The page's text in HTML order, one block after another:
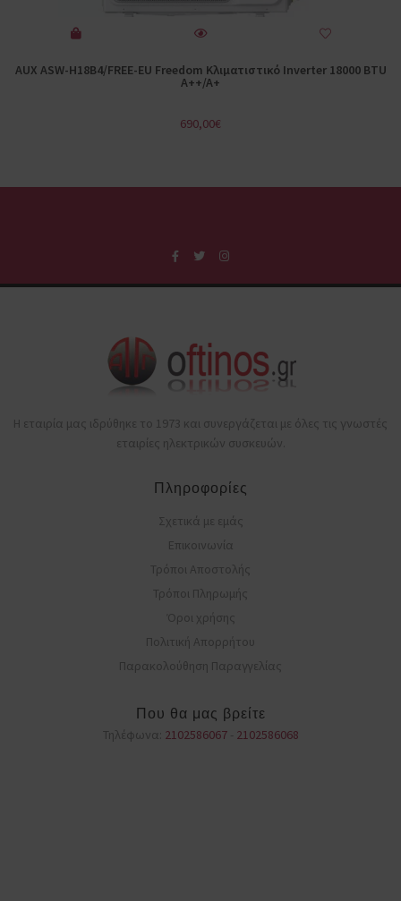
AUX ASW-H18B4/FREE-EU Freedom Κλιματιστικό Inverter 18000 BTU
A++/A+
690,00€
Η εταιρία μας ιδρύθηκε το 1973 και συνεργάζεται με όλες τις γνωστές
εταιρίες ηλεκτρικών συσκευών.
Πληροφορίες
Σχετικά με εμάς
Επικοινωνία
Τρόποι Αποστολής
Τρόποι Πληρωμής
Όροι χρήσης
Πολιτική Απορρήτου
Παρακολούθηση Παραγγελίας
Που θα μας βρείτε
Τηλέφωνα: 2102586067- 2102586068